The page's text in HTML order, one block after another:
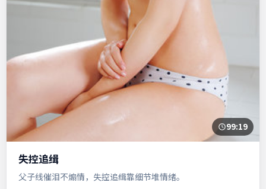
99:19
失控追缉
父子线催泪不煽情，失控追缉靠细节堆情绪。